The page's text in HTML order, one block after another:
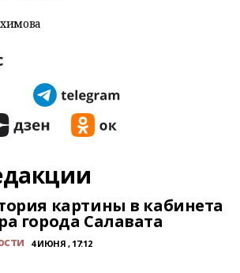
картины в кабинета
города Салавата
4 ИЮНЯ , 17:12